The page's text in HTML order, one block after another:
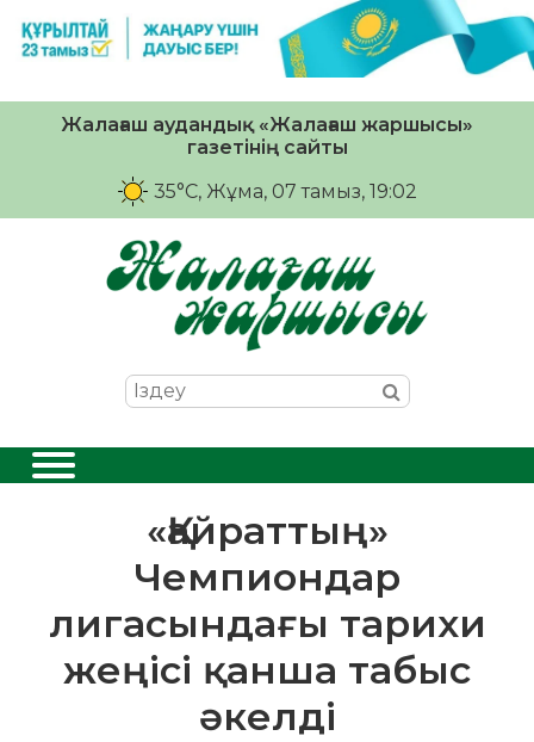
Жалағаш аудандық «Жалағаш жаршысы»
газетінің сайты
35°C, Жұма, 07 тамыз, 19:02
«Қайраттың»
Чемпиондар
лигасындағы тарихи
жеңісі қанша табыс
әкелді